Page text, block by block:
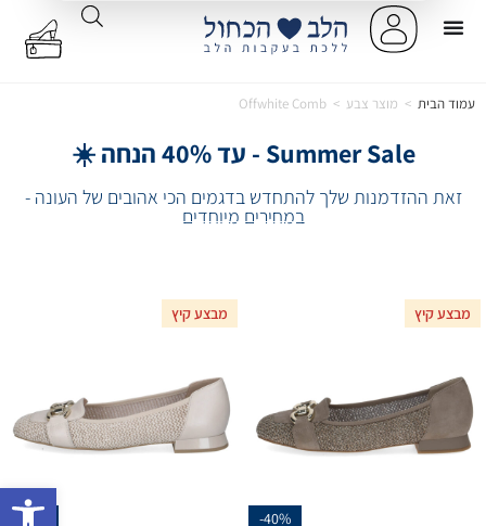
עמוד הבית > מוצר צבע >
Offwhite Comb
Summer Sale - עד 40% הנחה ☀️
זאת ההזדמנות שלך להתחדש בדגמים הכי אהובים של העונה -
במחירים מיוחדים
מבצע קיץ
-40%
מבצע קיץ
-40%